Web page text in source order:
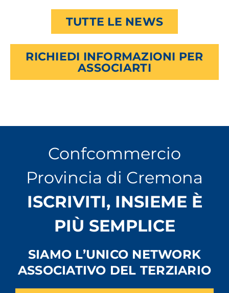
TUTTE LE NEWS
RICHIEDI INFORMAZIONI PER
ASSOCIARTI
Confcommercio
Provincia di Cremona
ISCRIVITI, INSIEME È
PIÙ SEMPLICE
SIAMO L’UNICO NETWORK
ASSOCIATIVO DEL TERZIARIO